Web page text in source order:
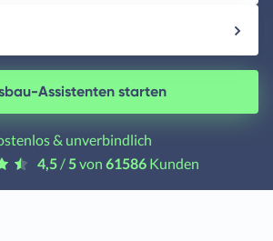
Assistenten starten
& unverbindlich
4,5/5von61586 Kunden